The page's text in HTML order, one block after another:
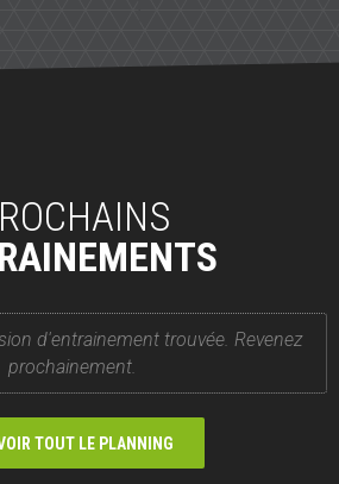
d'entrainement trouvée. Revenez
prochainement.
TOUT LE PLANNING